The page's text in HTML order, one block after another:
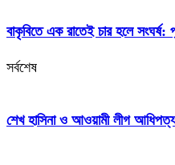
বাকৃবিতে এক রাতেই চার হলে
সর্বশেষ
শেখ হাসিনা ও আওয়ামী লীগ